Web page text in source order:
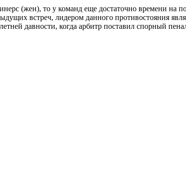
(жен), то у команд еще достаточно времени на
встреч, лидером данного противостояния
давности, когда арбитр поставил спорный